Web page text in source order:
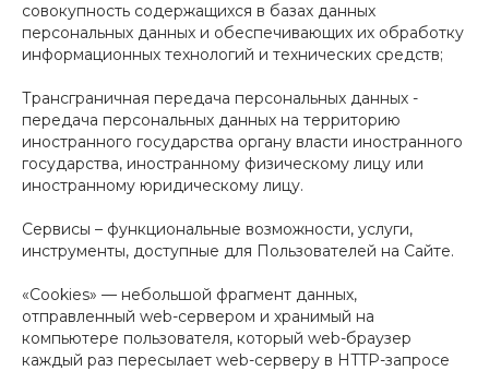
совокупность содержащихся в базах данных
персональных данных и обеспечивающих их обработку
информационных технологий и технических средств;
Трансграничная передача персональных данных -
передача персональных данных на территорию
иностранного государства органу власти иностранного
государства, иностранному физическому лицу или
иностранному юридическому лицу.
Сервисы – функциональные возможности, услуги,
инструменты, доступные для Пользователей на Сайте.
«Cookies» — небольшой фрагмент данных,
отправленный web-сервером и хранимый на
компьютере пользователя, который web-браузер
каждый раз пересылает web-серверу в HTTP-запросе